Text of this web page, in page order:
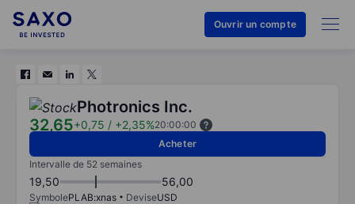
Ouvrir un compte
Photronics Inc.
32,65+0,75 / +2,35%20:00:00
Acheter
Intervalle de 52 semaines
19,50 56,00
SymbolePLAB:xnas DeviseUSD